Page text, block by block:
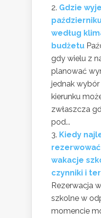
Gdzie
według
budżetu
gdy wielu z
planować
jednak
kierunku
zwłaszcza
pod...
Kiedy
wakacje
czynniki i
Rezerwacja
szkolne w
momencie